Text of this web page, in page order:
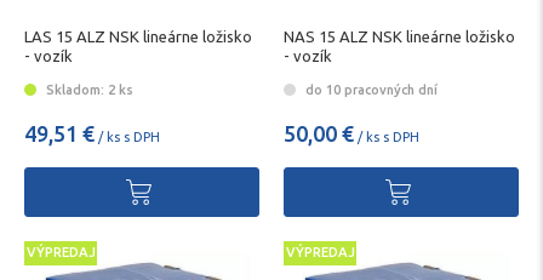
LAS 15 ALZ NSK lineárne ložisko
- vozík
Skladom: 2 ks
49,51 € / ks s DPH
NAS 15 ALZ NSK lineárne ložisko
- vozík
do 10 pracovných dní
50,00 € / ks s DPH
VÝPREDAJ VÝPREDAJ